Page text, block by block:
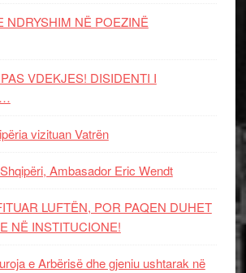
NDRYSHIM NË POEZINË
VDEKJES! DISIDENTI I
vizituan Vatrën
Ambasador Eric Wendt
LUFTËN, POR PAQEN DUHET
NË INSTITUCIONE!
e Arbërisë dhe gjeniu ushtarak në